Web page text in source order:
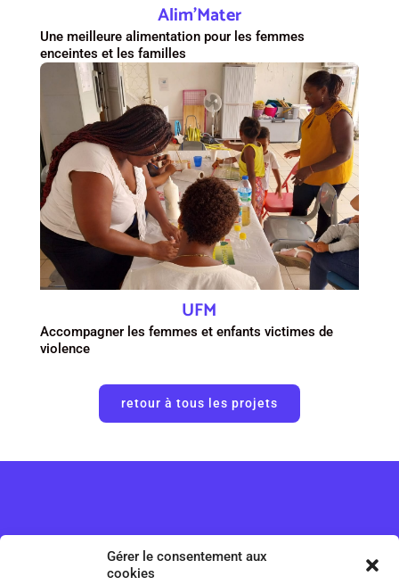
Gérer le consentement aux
cookies
Alim’Mater
Une meilleure alimentation pour les femmes
enceintes et les familles
UFM
Accompagner les femmes et enfants victimes de
violence
retour à tous les projets
ILA Magazine